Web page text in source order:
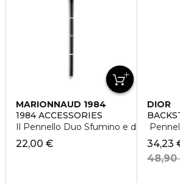
MARIONNAUD 1984
1984 ACCESSORIES
Il Pennello Duo Sfumino e di
22,00 €
DIOR
34,23
48,90